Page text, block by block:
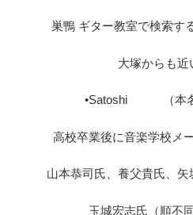
巣鴨 ギター教室で検索す
大塚からも近
•Satoshi （本
高校卒業後に音楽学校メ
山本恭司氏、養父貴氏、矢
玉城宏志氏（順不